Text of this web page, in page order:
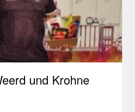
und Krohne